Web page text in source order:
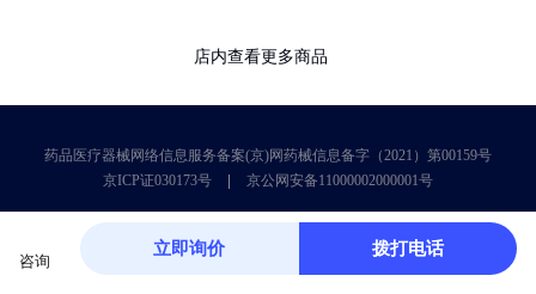
店内查看更多商品
药品医疗器械网络信息服务备案(京)网药械信息备字（2021）第00159号
京ICP证030173号
京公网安备11000002000001号
咨询
立即询价 拨打电话